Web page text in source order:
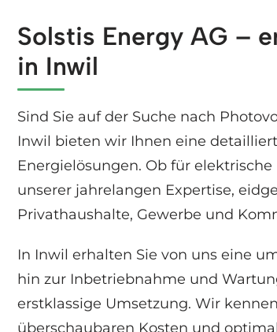
Besuchen Sie ↗️Solstis Energy für
Solstis Energy AG –
in Inwil
Sind Sie auf der Suche nach
Inwil bieten wir Ihnen eine
Energielösungen. Ob für
unserer jahrelangen Expertise,
Privathaushalte, Gewerbe und
In Inwil erhalten Sie von uns eine
hin zur Inbetriebnahme und
erstklassige Umsetzung. Wir
überschaubaren Kosten und